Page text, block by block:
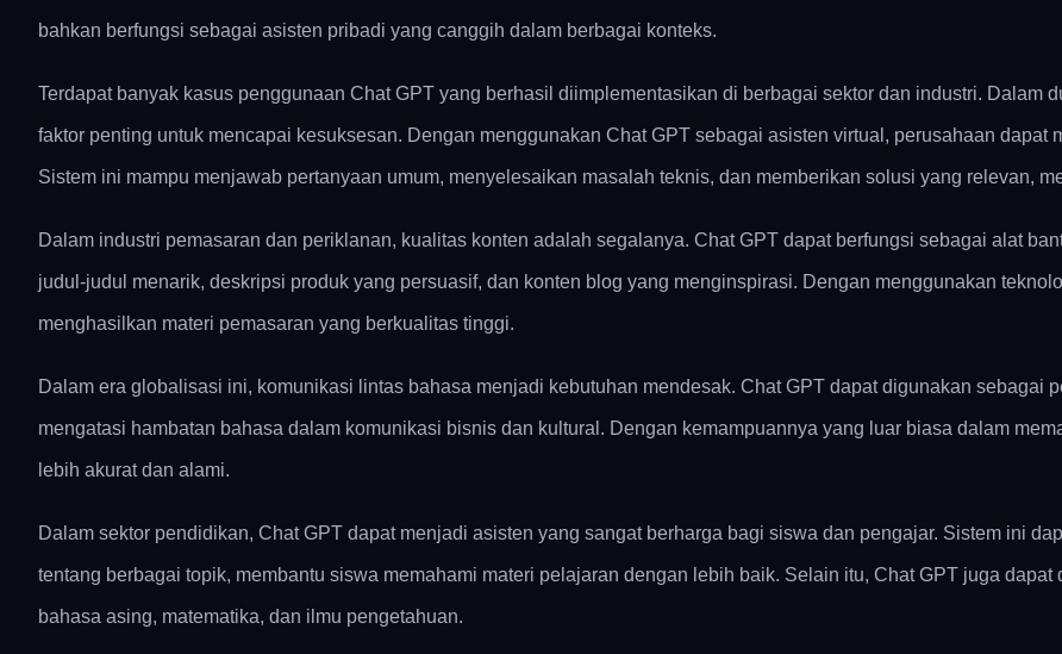
bahkan berfungsi sebagai asisten pribadi yang canggih dalam berbagai konteks.
Terdapat banyak kasus penggunaan Chat GPT yang berhasil diimplementasikan di berbagai sektor dan industri. Dalam
faktor penting untuk mencapai kesuksesan. Dengan menggunakan Chat GPT sebagai asisten virtual, perusahaan dapat
Sistem ini mampu menjawab pertanyaan umum, menyelesaikan masalah teknis, dan memberikan solusi yang relevan,
Dalam industri pemasaran dan periklanan, kualitas konten adalah segalanya. Chat GPT dapat berfungsi sebagai alat
judul-judul menarik, deskripsi produk yang persuasif, dan konten blog yang menginspirasi. Dengan menggunakan
menghasilkan materi pemasaran yang berkualitas tinggi.
Dalam era globalisasi ini, komunikasi lintas bahasa menjadi kebutuhan mendesak. Chat GPT dapat digunakan sebagai
mengatasi hambatan bahasa dalam komunikasi bisnis dan kultural. Dengan kemampuannya yang luar biasa dalam
lebih akurat dan alami.
Dalam sektor pendidikan, Chat GPT dapat menjadi asisten yang sangat berharga bagi siswa dan pengajar. Sistem ini
tentang berbagai topik, membantu siswa memahami materi pelajaran dengan lebih baik. Selain itu, Chat GPT juga
bahasa asing, matematika, dan ilmu pengetahuan.